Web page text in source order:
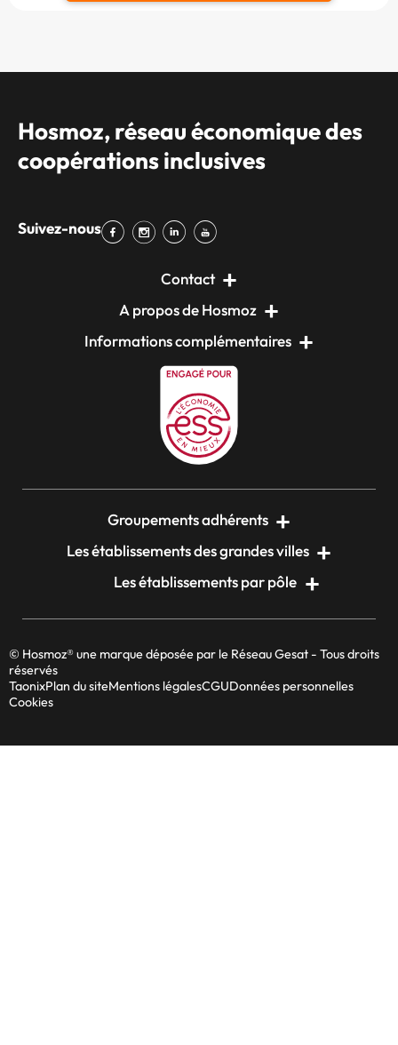
Hosmoz, réseau économique des
coopérations inclusives
Suivez-nous
Contact
A propos de Hosmoz
Informations complémentaires
Groupements adhérents
Les établissements des grandes villes
Les établissements par pôle
© Hosmoz® une marque déposée par le Réseau Gesat - Tous droits
réservés
TaonixPlan du siteMentions légalesCGUDonnées personnelles
Cookies